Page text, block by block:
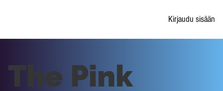
Kirjaudu sisään
The Pink